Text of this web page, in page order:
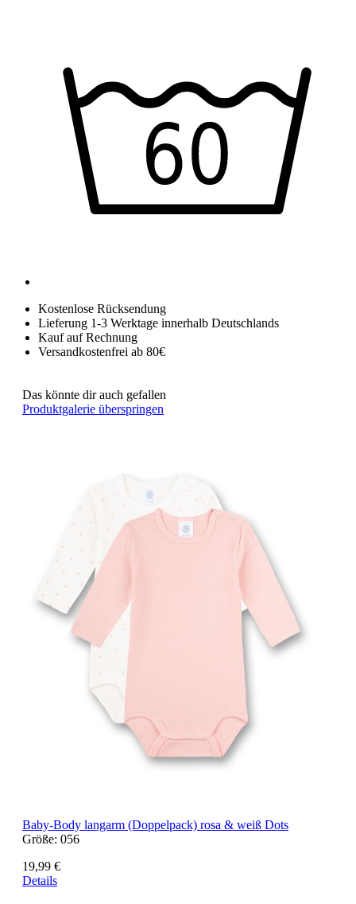
Kostenlose Rücksendung
Lieferung 1-3 Werktage innerhalb Deutschlands
Kauf auf Rechnung
Versandkostenfrei ab 80€
Das könnte dir auch gefallen
Produktgalerie überspringen
Baby-Body langarm (Doppelpack) rosa & weiß Dots
Größe: 056
19,99 €
Details